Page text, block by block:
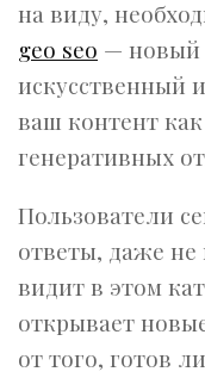
на виду,
geo seo — новый
искусственный
ваш контент
генеративных
Пользователи
ответы, даже не
видит в этом
открывает
от того, готов